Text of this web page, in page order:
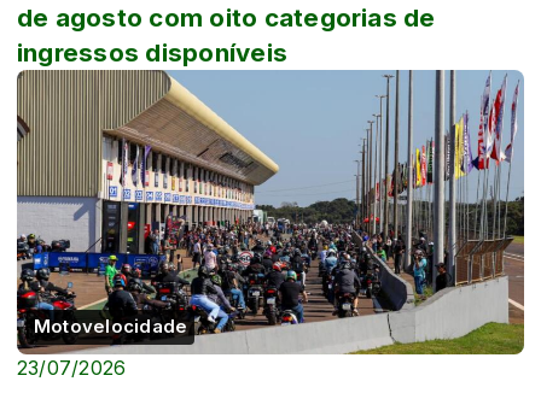
de agosto com oito categorias de
ingressos disponíveis
Motovelocidade
23/07/2026